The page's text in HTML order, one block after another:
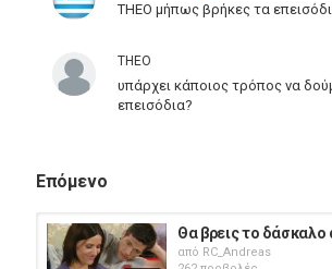
THEO μήπως βρήκες τα
THEO
υπάρχει κάποιος τρόπος να
επεισόδια?
Επόμενο
Θα βρεις το δάσκαλο
από RC_Andreas